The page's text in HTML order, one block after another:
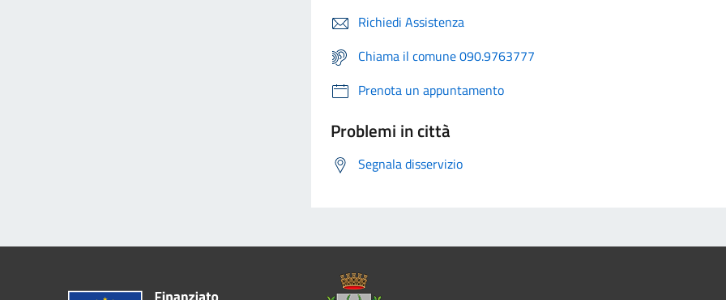
Richiedi Assistenza
Chiama il comune 090.9763777
Prenota un appuntamento
Problemi in città
Segnala disservizio